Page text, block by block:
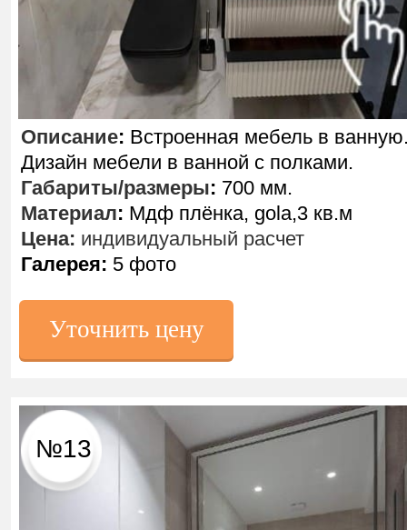
Уточнить цену
Описание: Встроенная мебель в
Дизайн мебели в ванной с полками.
Габариты/размеры: 700 мм.
Материал: Мдф плёнка, gola,3 кв.м
Цена: индивидуальный расчет
Галерея: 5 фото
№13